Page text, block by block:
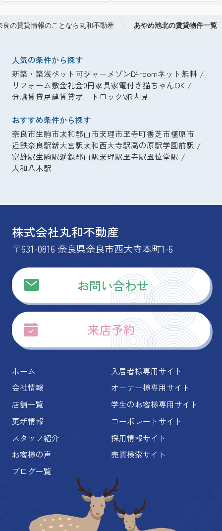
良の賃貸情報のことなら丸和不動産 あやめ池北の賃貸物件一覧
人気の条件から探す
新築・築浅ペット可シャーメゾンD-roomネット無料
リフォーム敷金礼金0円家具家電付き猫ちゃんOK
分譲賃貸戸建賃貸オートロックVR内見
おすすめ条件から探す
奈良市生駒市大和郡山市天理市王寺町香芝市橿原市
近鉄奈良駅新大宮駅大和西大寺駅高の原駅学園前駅
富雄駅生駒駅近鉄郡山駅天理駅王寺駅五位堂駅
大和八木駅
株式会社丸和不動産
〒631-0816 奈良県奈良市西大寺本町1-6
お問い合わせ
来店予約
ホーム
会社情報
店舗一覧
更新情報
スタッフ紹介
お客様の声
ブログ一覧
入居者様専用サイト
オーナー様専用サイト
学生のお客様専用サイト
コーポレートサイト
採用情報サイト
売買検索サイト